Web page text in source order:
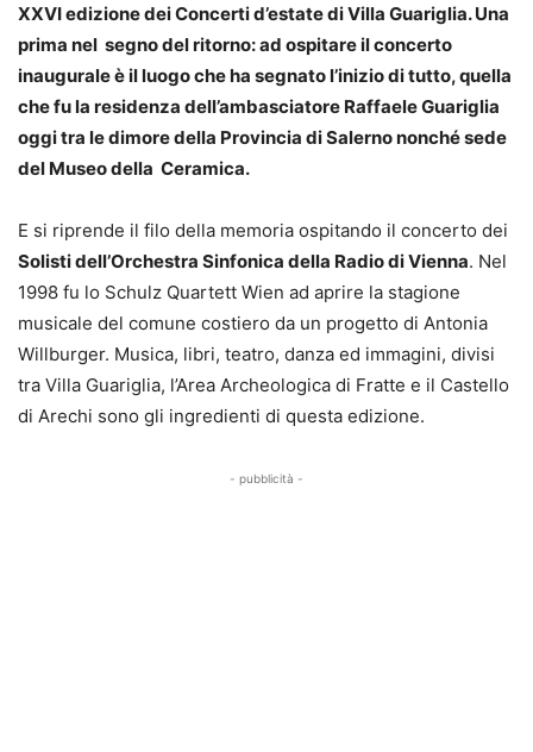
XXVI edizione dei Concerti d’estate di Villa Guariglia. Una
prima nel segno del ritorno: ad ospitare il concerto
inaugurale è il luogo che ha segnato l’inizio di tutto, quella
che fu la residenza dell’ambasciatore Raffaele Guariglia
oggi tra le dimore della Provincia di Salerno nonché sede
del Museo della Ceramica.
E si riprende il filo della memoria ospitando il concerto dei
Solisti dell’Orchestra Sinfonica della Radio di Vienna. Nel
1998 fu lo Schulz Quartett Wien ad aprire la stagione
musicale del comune costiero da un progetto di Antonia
Willburger. Musica, libri, teatro, danza ed immagini, divisi
tra Villa Guariglia, l’Area Archeologica di Fratte e il Castello
di Arechi sono gli ingredienti di questa edizione.
- pubblicità -